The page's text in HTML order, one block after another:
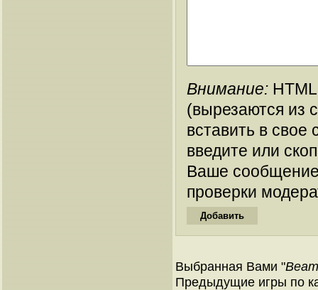
Внимание:
(вырезаются из
вставить в
введите или
Ваше
проверки
Выбранная Вами "
Предыдущие игры по